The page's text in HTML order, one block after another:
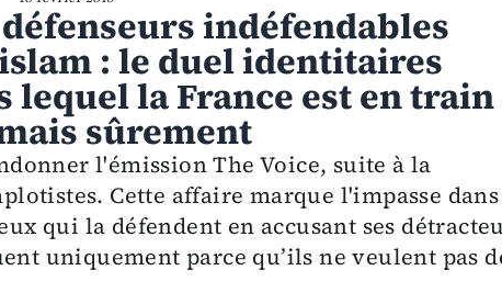
indéfendables
: le duel identitaires
la France est en train
sûrement
l'émission The Voice, suite à la
Cette affaire marque l'impasse dans
qui la défendent en accusant ses
uniquement parce qu’ils ne veulent pas